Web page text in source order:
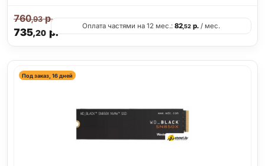
735,20р.
760,93р.
Оплата частями на 12 мес.: 82,52 р. / мес.
Под заказ, 16 дней